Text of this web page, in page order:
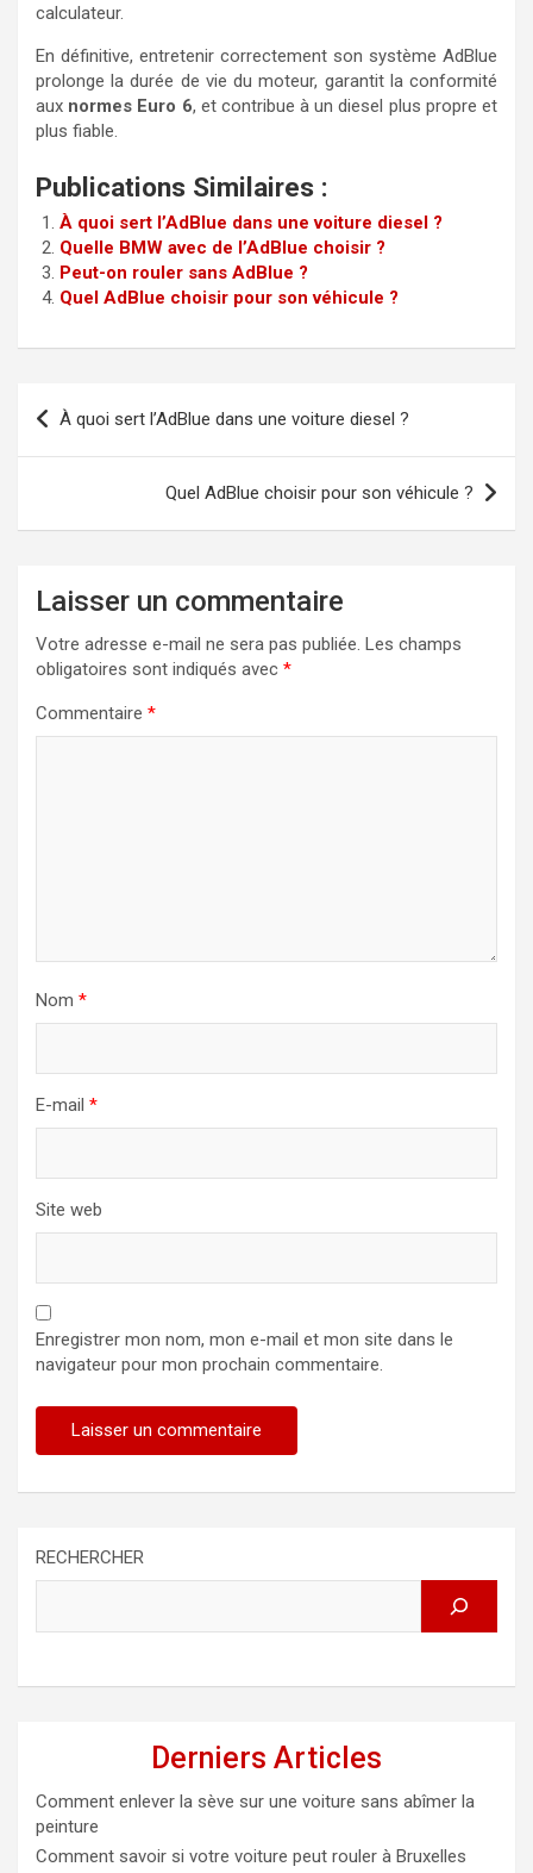
calculateur.
En définitive, entretenir correctement son système AdBlue
prolonge la durée de vie du moteur, garantit la conformité
aux normes Euro 6, et contribue à un diesel plus propre et
plus fiable.
Publications Similaires :
À quoi sert l’AdBlue dans une voiture diesel ?
Quelle BMW avec de l’AdBlue choisir ?
Peut-on rouler sans AdBlue ?
Quel AdBlue choisir pour son véhicule ?
Navigation
de
À quoi sert l’AdBlue dans une voiture diesel ?
Quel AdBlue choisir pour son véhicule ?
Laisser un commentaire
Votre adresse e-mail ne sera pas publiée. Les champs
obligatoires sont indiqués avec *
Commentaire *
Nom *
E-mail *
Site web
Enregistrer mon nom, mon e-mail et mon site dans le
navigateur pour mon prochain commentaire.
RECHERCHER
Derniers Articles
Comment enlever la sève sur une voiture sans abîmer la
peinture
Comment savoir si votre voiture peut rouler à Bruxelles